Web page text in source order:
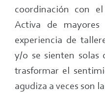
El
Perchel
(Málaga)
coordinación con
Activa de mayores
experiencia de
y/o se sienten solas
trasformar el
agudiza a veces son